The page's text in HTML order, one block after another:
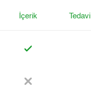
İçerik